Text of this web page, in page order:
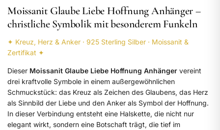
Moissanit Glaube Liebe Hoffnung Anhänger –
christliche Symbolik mit besonderem Funkeln
✦ Kreuz, Herz & Anker · 925 Sterling Silber · Moissanit &
Zertifikat ✦
Dieser Moissanit Glaube Liebe Hoffnung Anhänger vereint
drei kraftvolle Symbole in einem außergewöhnlichen
Schmuckstück: das Kreuz als Zeichen des Glaubens, das Herz
als Sinnbild der Liebe und den Anker als Symbol der Hoffnung.
In dieser Verbindung entsteht eine Halskette, die nicht nur
elegant wirkt, sondern eine Botschaft trägt, die tief im